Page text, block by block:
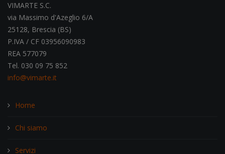
VIMARTE S.C.
via Massimo d'Azeglio 6/A
25128, Brescia (BS)
P.IVA / CF 03956090983
REA 577079
Tel. 030 09 75 852
info@vimarte.it
Home
Chi siamo
Servizi